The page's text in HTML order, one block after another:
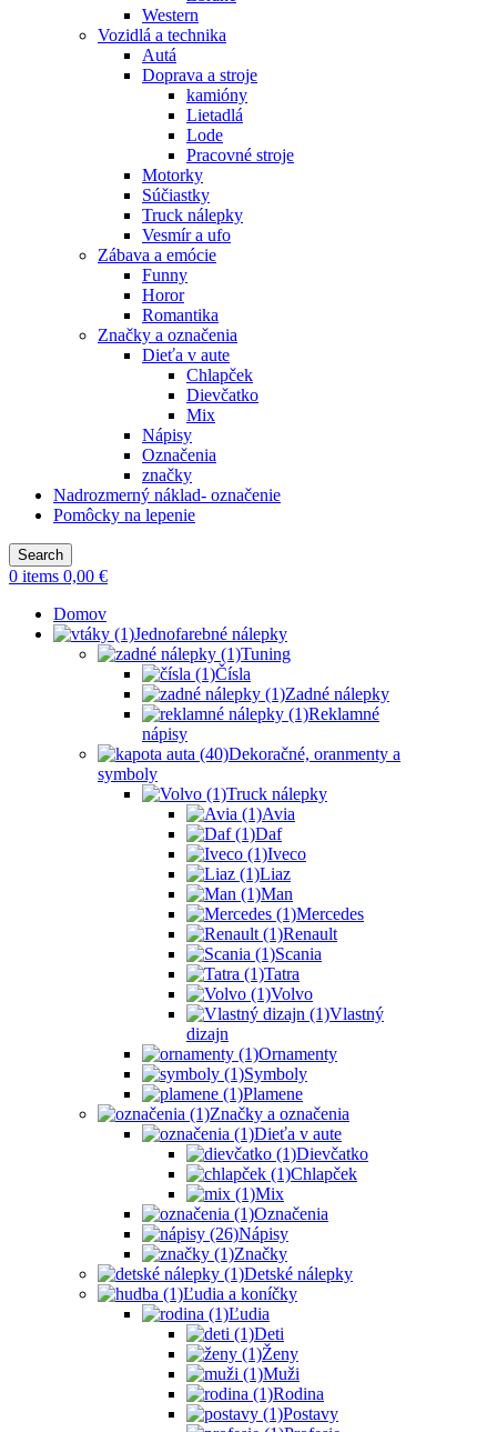
Western
Vozidlá a technika
Autá
Doprava a stroje
kamióny
Lietadlá
Lode
Pracovné stroje
Motorky
Súčiastky
Truck nálepky
Vesmír a ufo
Zábava a emócie
Funny
Horor
Romantika
Značky a označenia
Dieťa v aute
Chlapček
Dievčatko
Mix
Nápisy
Označenia
značky
Nadrozmerný náklad- označenie
Pomôcky na lepenie
Search
0 items 0,00 €
Domov
Jednofarebné nálepky
Tuning
Čísla
Zadné nálepky
Reklamné
nápisy
Dekoračné, oranmenty a
symboly
Truck nálepky
Avia
Daf
Iveco
Liaz
Man
Mercedes
Renault
Scania
Tatra
Volvo
Vlastný
dizajn
Ornamenty
Symboly
Plamene
Značky a označenia
Dieťa v aute
Dievčatko
Chlapček
Mix
Označenia
Nápisy
Značky
Detské nálepky
Ľudia a koníčky
Ľudia
Deti
Ženy
Muži
Rodina
Postavy